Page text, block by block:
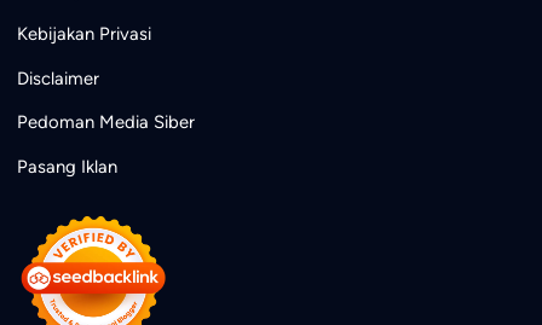
Kebijakan Privasi
Disclaimer
Pedoman Media Siber
Pasang Iklan